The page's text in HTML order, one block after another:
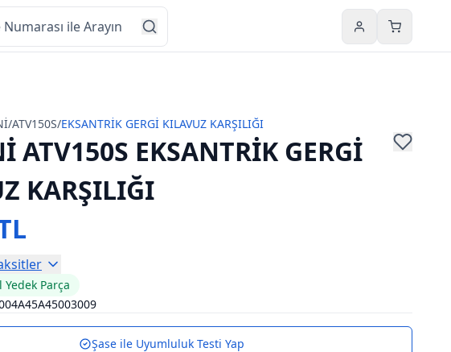
HesabımSepetim
/ATV150S/EKSANTRİK GERGİ KILAVUZ KARŞILIĞI
ATV150S EKSANTRİK GERGİ
KARŞILIĞI
Parça
Şase ile Uyumluluk Testi Yap